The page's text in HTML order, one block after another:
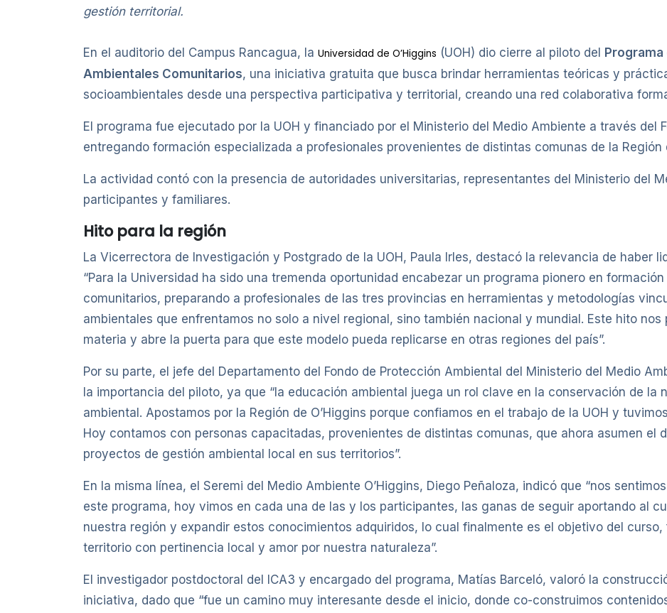
gestión territorial.
En el auditorio del Campus Rancagua, la Universidad de O’Higgins (UOH) dio cierre al piloto del
Ambientales Comunitarios, una iniciativa gratuita que busca brindar herramientas teóricas y
socioambientales desde una perspectiva participativa y territorial, creando una red colaborativa
El programa fue ejecutado por la UOH y financiado por el Ministerio del Medio Ambiente a través del
entregando formación especializada a profesionales provenientes de distintas comunas de la Región
La actividad contó con la presencia de autoridades universitarias, representantes del Ministerio del
participantes y familiares.
Hito para la región
La Vicerrectora de Investigación y Postgrado de la UOH, Paula Irles, destacó la relevancia de haber
“Para la Universidad ha sido una tremenda oportunidad encabezar un programa pionero en
comunitarios, preparando a profesionales de las tres provincias en herramientas y metodologías
ambientales que enfrentamos no solo a nivel regional, sino también nacional y mundial. Este hito
materia y abre la puerta para que este modelo pueda replicarse en otras regiones del país”.
Por su parte, el jefe del Departamento del Fondo de Protección Ambiental del Ministerio del Medio
la importancia del piloto, ya que “la educación ambiental juega un rol clave en la conservación de la
ambiental. Apostamos por la Región de O’Higgins porque confiamos en el trabajo de la UOH y
Hoy contamos con personas capacitadas, provenientes de distintas comunas, que ahora asumen el
proyectos de gestión ambiental local en sus territorios”.
En la misma línea, el Seremi del Medio Ambiente O’Higgins, Diego Peñaloza, indicó que “nos
este programa, hoy vimos en cada una de las y los participantes, las ganas de seguir aportando al
nuestra región y expandir estos conocimientos adquiridos, lo cual finalmente es el objetivo del curso,
territorio con pertinencia local y amor por nuestra naturaleza”.
El investigador postdoctoral del ICA3 y encargado del programa, Matías Barceló, valoró la
iniciativa, dado que “fue un camino muy interesante desde el inicio, donde co-construimos